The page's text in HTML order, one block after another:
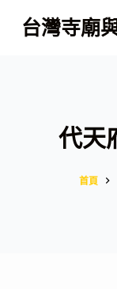
跳
至
台灣寺廟
代天
首頁